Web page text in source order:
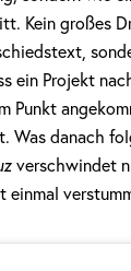
Kein großes
ein Projekt
Punkt
Was danach
verschwindet
einmal